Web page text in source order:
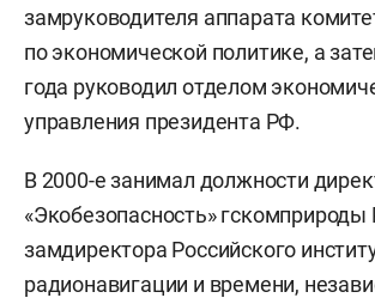
замруководителя аппарата
по экономической политике, а
года руководил отделом
управления президента РФ.
В 2000-е занимал должности
«Экобезопасность» гскомприроды
замдиректора Российского
радионавигации и времени,